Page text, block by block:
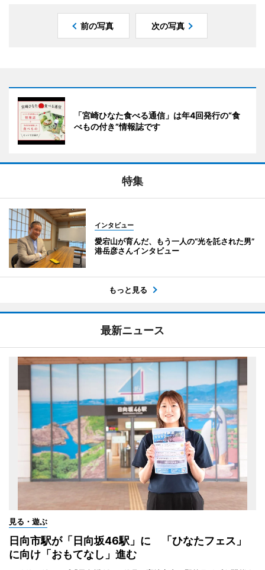
前の写真 次の写真
「宮崎ひなた食べる通信」は年4回発行の“食
べもの付き”情報誌です
特集
インタビュー
愛宕山が育んだ、もう一人の“光を託された男”
港岳彦さんインタビュー
もっと見る
最新ニュース
見る・遊ぶ
日向市駅が「日向坂46駅」に 「ひなたフェス」
に向け「おもてなし」進む